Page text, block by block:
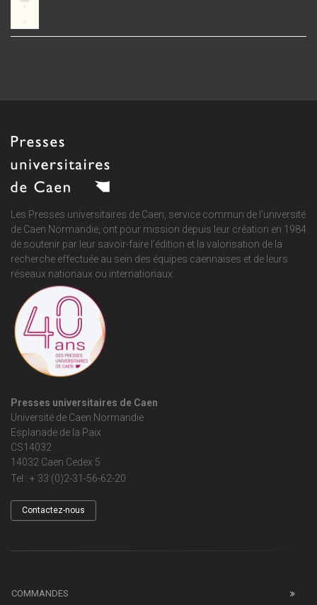
Les Presses universitaires de Caen, service commun de l'université
de Caen Normandie , ont pour mission depuis leur création en 1984
de soutenir par leur savoir-faire l'édition et la valorisation de la
recherche effectuée au sein des équipes caennaises et de leurs
réseaux nationaux ou internationaux.
Presses universitaires de Caen
Université de Caen Normandie
Esplanade de la Paix
CS14032
14032 Caen Cedex 5
Tel : + 33 (0)2-31-56-62-20
Contactez-nous
COMMANDES